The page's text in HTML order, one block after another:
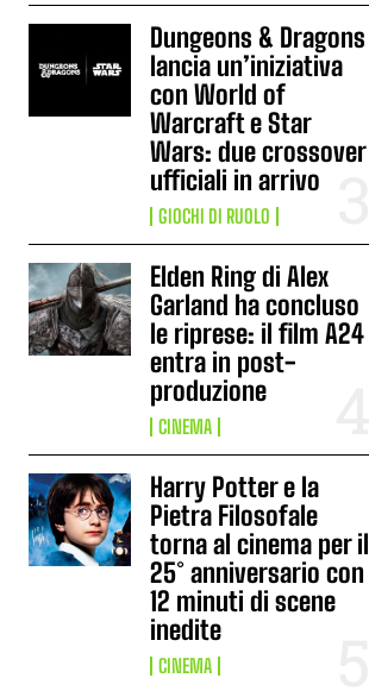
Dungeons & Dragons
lancia un’iniziativa
con World of
Warcraft e Star
Wars: due crossover
ufficiali in arrivo
GIOCHI DI RUOLO
Elden Ring di Alex
Garland ha concluso
le riprese: il film A24
entra in post-
produzione
CINEMA
Harry Potter e la
Pietra Filosofale
torna al cinema per il
25° anniversario con
12 minuti di scene
inedite
CINEMA